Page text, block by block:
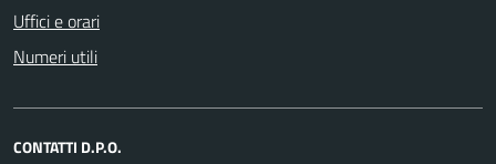
Uffici e orari
Numeri utili
CONTATTI D.P.O.